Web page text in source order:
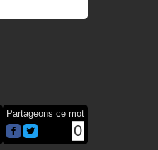
Partageons ce mot
0